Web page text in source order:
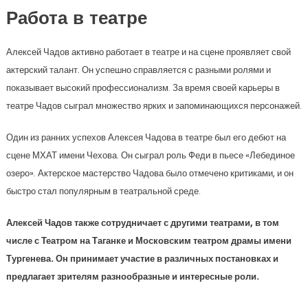
Работа в театре
Алексей Чадов активно работает в театре и на сцене проявляет свой
актерский талант. Он успешно справляется с разными ролями и
показывает высокий профессионализм. За время своей карьеры в
театре Чадов сыграл множество ярких и запоминающихся персонажей.
Один из ранних успехов Алексея Чадова в театре был его дебют на
сцене МХАТ имени Чехова. Он сыграл роль Феди в пьесе «Лебединое
озеро». Актерское мастерство Чадова было отмечено критиками, и он
быстро стал популярным в театральной среде.
Алексей Чадов также сотрудничает с другими театрами, в том
числе с Театром на Таганке и Московским театром драмы имени
Тургенева. Он принимает участие в различных постановках и
предлагает зрителям разнообразные и интересные роли.